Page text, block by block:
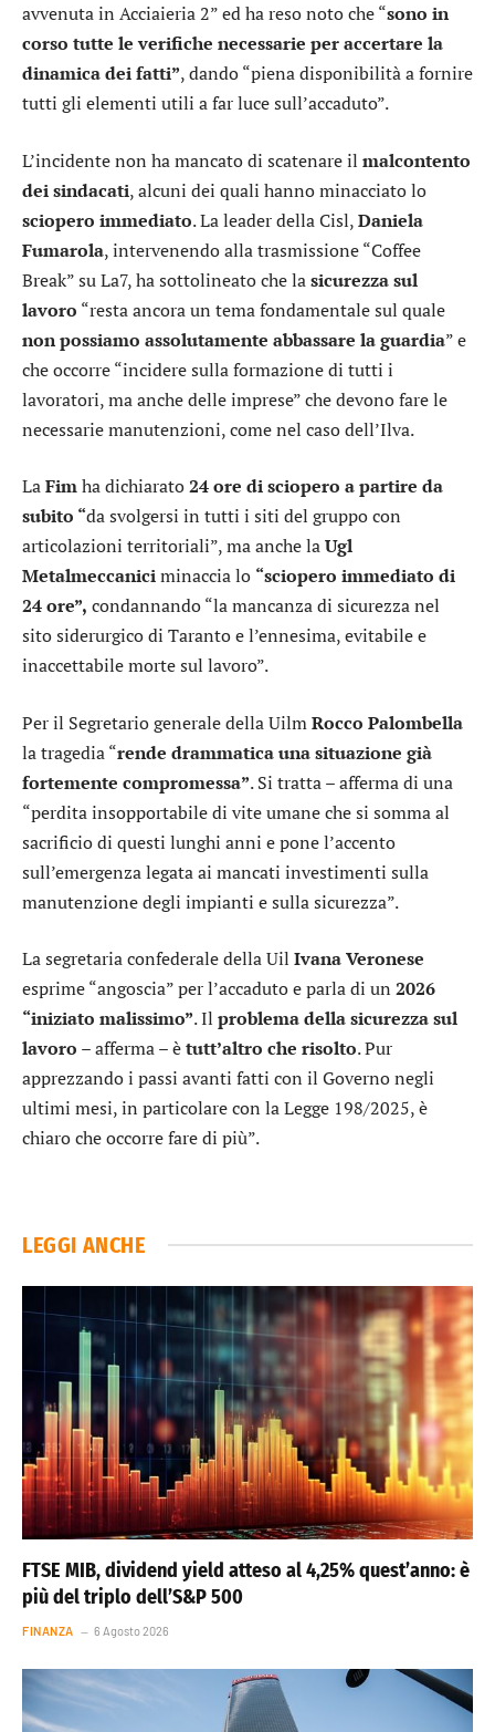
avvenuta in Acciaieria 2” ed ha reso noto che “sono in
corso tutte le verifiche necessarie per accertare la
dinamica dei fatti”, dando “piena disponibilità a fornire
tutti gli elementi utili a far luce sull’accaduto”.
L’incidente non ha mancato di scatenare il malcontento
dei sindacati, alcuni dei quali hanno minacciato lo
sciopero immediato. La leader della Cisl,Daniela
Fumarola, intervenendo alla trasmissione “Coffee
Break” su La7, ha sottolineato che lasicurezza sul
lavoro “resta ancora un tema fondamentale sul quale
non possiamo assolutamente abbassare la guardia” e
che occorre “incidere sulla formazione di tutti i
lavoratori, ma anche delle imprese” che devono fare le
necessarie manutenzioni, come nel caso dell’Ilva.
LaFimha dichiarato24 ore di sciopero a partire da
subito “da svolgersi in tutti i siti del gruppo con
articolazioni territoriali”, ma anche laUgl
Metalmeccaniciminaccia lo “sciopero immediato di
24 ore”, condannando “la mancanza di sicurezza nel
sito siderurgico di Taranto e l’ennesima, evitabile e
inaccettabile morte sul lavoro”.
Per il Segretario generale della UilmRocco Palombella
la tragedia “rende drammatica una situazione già
fortemente compromessa”. Si tratta – afferma di una
“perdita insopportabile di vite umane che si somma al
sacrificio di questi lunghi anni e pone l’accento
sull’emergenza legata ai mancati investimenti sulla
manutenzione degli impianti e sulla sicurezza”.
La segretaria confederale della Uil Ivana Veronese
esprime “angoscia” per l’accaduto e parla di un 2026
“iniziato malissimo”. Il problema della sicurezza sul
lavoro – afferma – ètutt’altro che risolto. Pur
apprezzando i passi avanti fatti con il Governo negli
ultimi mesi, in particolare con la Legge 198/2025, è
chiaro che occorre fare di più”.
LEGGI ANCHE
FTSE MIB, dividend yield atteso al 4,25% quest’anno: è
più del triplo dell’S&P 500
FINANZA 6 Agosto 2026